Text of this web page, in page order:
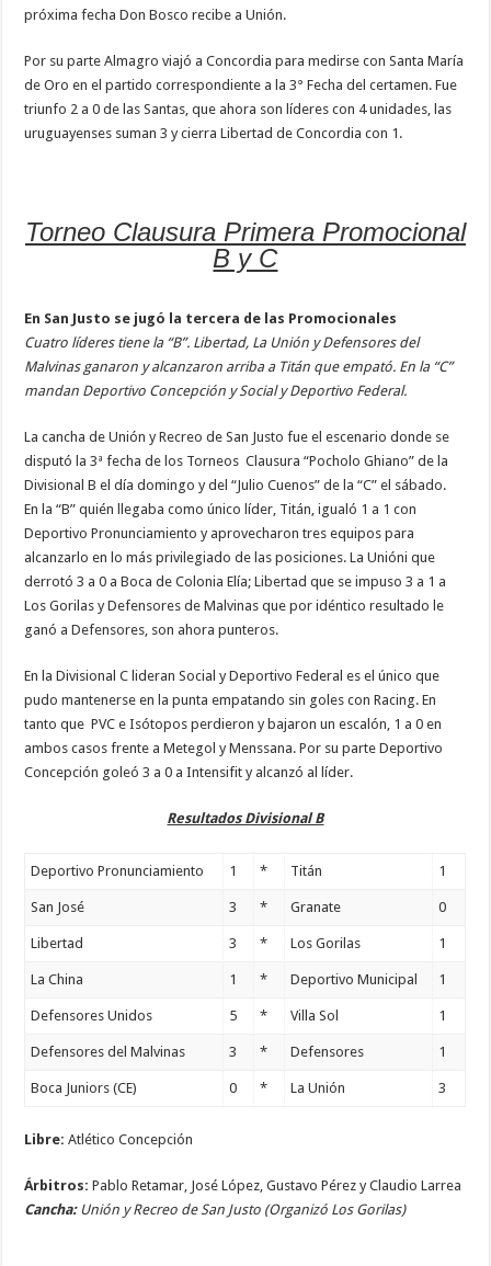
próxima fecha Don Bosco recibe a Unión.
Por su parte Almagro viajó a Concordia para medirse con Santa María
de Oro en el partido correspondiente a la 3° Fecha del certamen. Fue
triunfo 2 a 0 de las Santas, que ahora son líderes con 4 unidades, las
uruguayenses suman 3 y cierra Libertad de Concordia con 1.
Torneo Clausura Primera Promocional
B y C
En San Justo se jugó la tercera de las Promocionales
Cuatro líderes tiene la “B”. Libertad, La Unión y Defensores del
Malvinas ganaron y alcanzaron arriba a Titán que empató. En la “C”
mandan Deportivo Concepción y Social y Deportivo Federal.
La cancha de Unión y Recreo de San Justo fue el escenario donde se
disputó la 3ª fecha de los Torneos Clausura “Pocholo Ghiano” de la
Divisional B el día domingo y del “Julio Cuenos” de la “C” el sábado.
En la “B” quién llegaba como único líder, Titán, igualó 1 a 1 con
Deportivo Pronunciamiento y aprovecharon tres equipos para
alcanzarlo en lo más privilegiado de las posiciones. La Unióni que
derrotó 3 a 0 a Boca de Colonia Elía; Libertad que se impuso 3 a 1 a
Los Gorilas y Defensores de Malvinas que por idéntico resultado le
ganó a Defensores, son ahora punteros.
En la Divisional C lideran Social y Deportivo Federal es el único que
pudo mantenerse en la punta empatando sin goles con Racing. En
tanto que PVC e Isótopos perdieron y bajaron un escalón, 1 a 0 en
ambos casos frente a Metegol y Menssana. Por su parte Deportivo
Concepción goleó 3 a 0 a Intensifit y alcanzó al líder.
Resultados Divisional B
Deportivo Pronunciamiento 1 * Titán 1
San José 3 * Granate 0
Libertad 3 * Los Gorilas 1
La China 1 * Deportivo Municipal 1
Defensores Unidos 5 * Villa Sol 1
Defensores del Malvinas 3 * Defensores 1
Boca Juniors (CE) 0 * La Unión 3
Libre:Atlético Concepción
Árbitros: Pablo Retamar, José López, Gustavo Pérez y Claudio Larrea
Cancha:Unión y Recreo de San Justo (Organizó Los Gorilas)